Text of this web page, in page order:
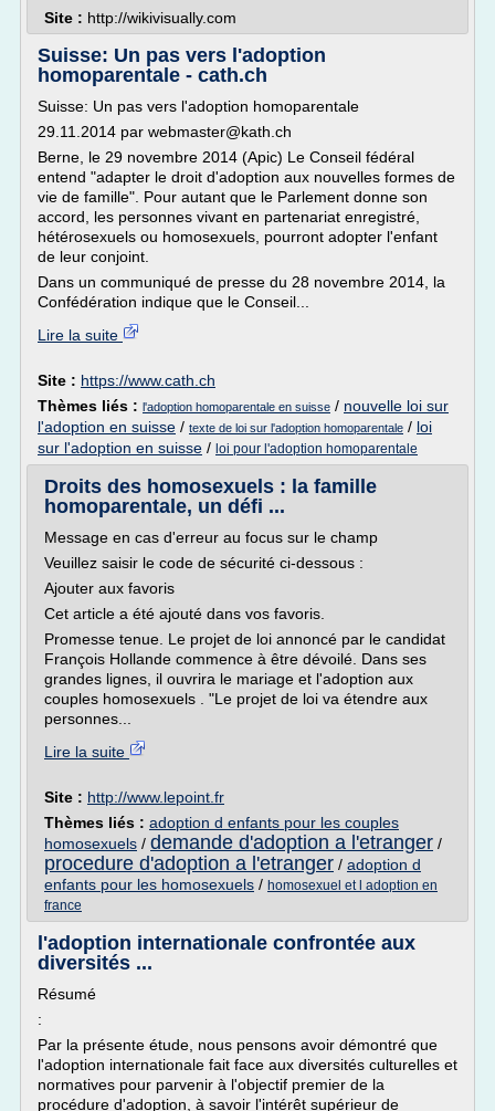
Site : http://wikivisually.com
Suisse: Un pas vers l'adoption
homoparentale - cath.ch
Suisse: Un pas vers l'adoption homoparentale
29.11.2014 par webmaster@kath.ch
Berne, le 29 novembre 2014 (Apic) Le Conseil fédéral
entend "adapter le droit d'adoption aux nouvelles formes de
vie de famille". Pour autant que le Parlement donne son
accord, les personnes vivant en partenariat enregistré,
hétérosexuels ou homosexuels, pourront adopter l'enfant
de leur conjoint.
Dans un communiqué de presse du 28 novembre 2014, la
Confédération indique que le Conseil...
Lire la suite
Site : https://www.cath.ch
Thèmes liés : l'adoption homoparentale en suisse / nouvelle loi sur
l'adoption en suisse / texte de loi sur l'adoption homoparentale / loi
sur l'adoption en suisse / loi pour l'adoption homoparentale
Droits des homosexuels : la famille
homoparentale, un défi ...
Message en cas d'erreur au focus sur le champ
Veuillez saisir le code de sécurité ci-dessous :
Ajouter aux favoris
Cet article a été ajouté dans vos favoris.
Promesse tenue. Le projet de loi annoncé par le candidat
François Hollande commence à être dévoilé. Dans ses
grandes lignes, il ouvrira le mariage et l'adoption aux
couples homosexuels . "Le projet de loi va étendre aux
personnes...
Lire la suite
Site : http://www.lepoint.fr
Thèmes liés : adoption d enfants pour les couples
homosexuels / demande d'adoption a l'etranger /
procedure d'adoption a l'etranger / adoption d
enfants pour les homosexuels / homosexuel et l adoption en
france
l'adoption internationale confrontée aux
diversités ...
Résumé
:
Par la présente étude, nous pensons avoir démontré que
l'adoption internationale fait face aux diversités culturelles et
normatives pour parvenir à l'objectif premier de la
procédure d'adoption, à savoir l'intérêt supérieur de